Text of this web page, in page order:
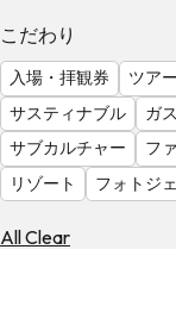
る
気
を
見
る
こだわり
入場・拝観券 ツア
サスティナブル
ガ
サブカルチャー
フ
リゾート
フォトジ
All Clear